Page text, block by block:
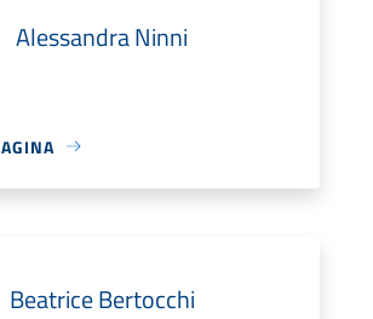
Alessandra Ninni
Beatrice Bertocchi